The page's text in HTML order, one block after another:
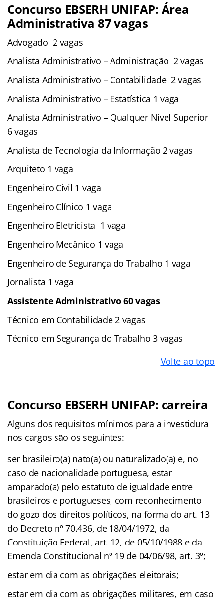
Concurso EBSERH UNIFAP: Área
Administrativa 87 vagas
Advogado 2 vagas
Analista Administrativo – Administração 2 vagas
Analista Administrativo – Contabilidade 2 vagas
Analista Administrativo – Estatística 1 vaga
Analista Administrativo – Qualquer Nível Superior
6 vagas
Analista de Tecnologia da Informação 2 vagas
Arquiteto 1 vaga
Engenheiro Civil 1 vaga
Engenheiro Clínico 1 vaga
Engenheiro Eletricista 1 vaga
Engenheiro Mecânico 1 vaga
Engenheiro de Segurança do Trabalho 1 vaga
Jornalista 1 vaga
Assistente Administrativo 60 vagas
Técnico em Contabilidade 2 vagas
Técnico em Segurança do Trabalho 3 vagas
Volte ao topo
Concurso EBSERH UNIFAP: carreira
Alguns dos requisitos mínimos para a investidura
nos cargos são os seguintes:
ser brasileiro(a) nato(a) ou naturalizado(a) e, no
caso de nacionalidade portuguesa, estar
amparado(a) pelo estatuto de igualdade entre
brasileiros e portugueses, com reconhecimento
do gozo dos direitos políticos, na forma do art. 13
do Decreto nº 70.436, de 18/04/1972, da
Constituição Federal, art. 12, de 05/10/1988 e da
Emenda Constitucional nº 19 de 04/06/98, art. 3º;
estar em dia com as obrigações eleitorais;
estar em dia com as obrigações militares, em caso